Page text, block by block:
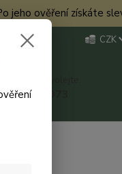
jeho ověření získáte
CZK
rady? Zavolejte.
544 973